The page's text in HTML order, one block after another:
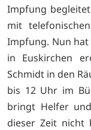
Impfung
mit
Impfung. Nun hat
in Euskirchen
Schmidt in den
bis 12 Uhr im
bringt Helfer
dieser Zeit nicht